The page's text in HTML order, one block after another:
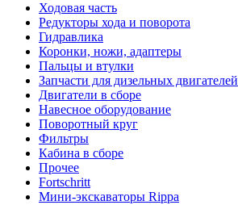
Ходовая часть
Редукторы хода и поворота
Гидравлика
Коронки, ножи, адаптеры
Пальцы и втулки
Запчасти для дизельных двигателей
Двигатели в сборе
Навесное оборудование
Поворотный круг
Фильтры
Кабина в сборе
Прочее
Fortschritt
Мини-экскаваторы Rippa